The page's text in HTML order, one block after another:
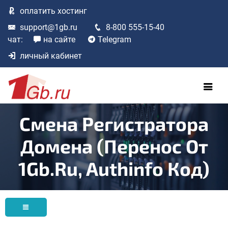
оплатить хостинг
support@1gb.ru
8-800 555-15-40
чат:
на сайте
Telegram
личный кабинет
Смена Регистратора
Домена (перенос От
1Gb.ru, Authinfo Код)